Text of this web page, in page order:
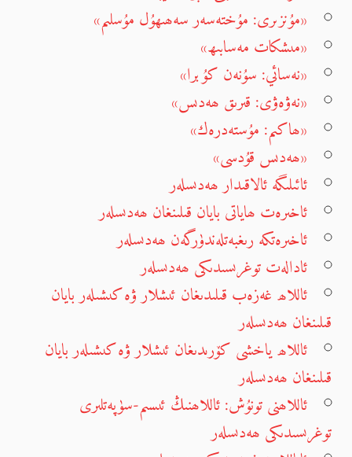
«مۇنزىرى: مۇختەسەر سەھىھۇل مۇسلىم»
«مىشكات مەسابىھ»
«نەسائي: سۇنەن كۇبرا»
«نەۋەۋى: قىرىق ھەدىس»
«ھاكىم: مۇستەدرەك»
«ھەدىس قۇدسى»
ئائىلىگە ئالاقىدار ھەدىسلەر
ئاخىرەت ھاياتى بايان قىلىنغان ھەدىسلەر
ئاخىرەتكە رىغبەتلەندۈرگەن ھەدىسلەر
ئادالەت توغرىسىدىكى ھەدىسلەر
ئاللاھ غەزەب قىلىدىغان ئىشلار ۋە كىشىلەر بايان
قىلىنغان ھەدىسلەر
ئاللاھ ياخشى كۆرىدىغان ئىشلار ۋە كىشىلەر بايان
قىلىنغان ھەدىسلەر
ئاللاھنى تونۇش: ئاللاھنىڭ ئىسىم-سۈپەتلىرى
توغرىسىدىكى ھەدىسلەر